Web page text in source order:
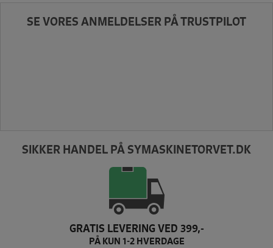
SE VORES ANMELDELSER PÅ TRUSTPILOT
SIKKER HANDEL PÅ SYMASKINETORVET.DK
GRATIS LEVERING VED 399,-
PÅ KUN 1-2 HVERDAGE